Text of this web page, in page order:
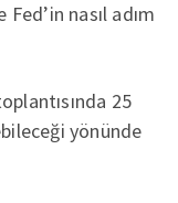
nasıl adım
25
yönünde